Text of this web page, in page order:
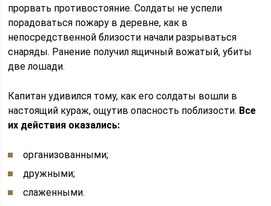
прорвать противостояние. Солдаты не успели
порадоваться пожару в деревне, как в
непосредственной близости начали разрываться
снаряды. Ранение получил ящичный вожатый, убиты
две лошади.
Капитан удивился тому, как его солдаты вошли в
настоящий кураж, ощутив опасность поблизости. Все
их действия оказались:
организованными;
дружными;
слаженными.